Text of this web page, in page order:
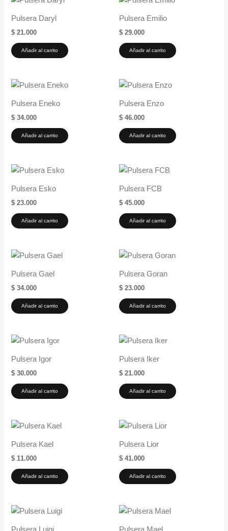
Pulsera Daryl
$ 21.000
Añadir al carrito
Pulsera Emilio
$ 29.000
Añadir al carrito
Pulsera Eneko
$ 34.000
Añadir al carrito
Pulsera Enzo
$ 46.000
Añadir al carrito
Pulsera Esko
$ 23.000
Añadir al carrito
Pulsera FCB
$ 45.000
Añadir al carrito
Pulsera Gael
$ 34.000
Añadir al carrito
Pulsera Goran
$ 23.000
Añadir al carrito
Pulsera Igor
$ 30.000
Añadir al carrito
Pulsera Iker
$ 21.000
Añadir al carrito
Pulsera Kael
$ 11.000
Añadir al carrito
Pulsera Lior
$ 41.000
Añadir al carrito